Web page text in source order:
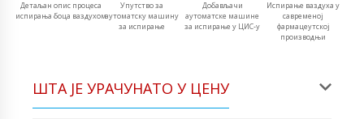
Детаљан опис процеса
испирања боца ваздухом
Упутство за
аутоматску машину
за испирање
Добављачи
аутоматске машине
за испирање у ЦИС-у
Испирање ваздуха у
савременој
фармацеутској
производњи
ШТА ЈЕ УРАЧУНАТО У ЦЕНУ